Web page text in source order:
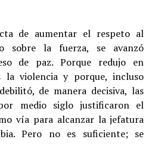
de aumentar el respeto al
sobre la fuerza, se avanzó
de paz. Porque redujo en
la violencia y porque, incluso
de manera decisiva, las
medio siglo justificaron el
vía para alcanzar la jefatura
Pero no es suficiente; se